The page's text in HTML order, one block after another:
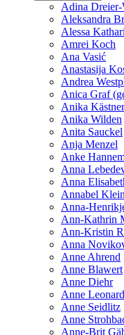
Adina
Aleksandra
Alessa
Amrei Koch
Ana Vasić
Anastasija
Andrea
Anica Graf
Anika Kästner
Anika Wilden
Anita Sauckel
Anja Menzel
Anke
Anna
Anna
Annabel
Anna-
Ann-Kathrin
Ann-Kristin
Anna
Anne Ahrend
Anne Blawert
Anne Diehr
Anne Leonard
Anne Seidlitz
Anne
Anne-Brit